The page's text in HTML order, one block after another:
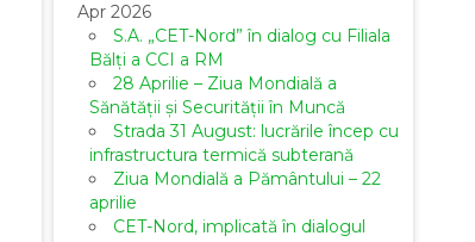
Apr 2026
S.A. „CET-Nord” în dialog cu Filiala
Bălți a CCI a RM
28 Aprilie – Ziua Mondială a
Sănătății și Securității în Muncă
Strada 31 August: lucrările încep cu
infrastructura termică subterană
Ziua Mondială a Pământului – 22
aprilie
CET-Nord, implicată în dialogul